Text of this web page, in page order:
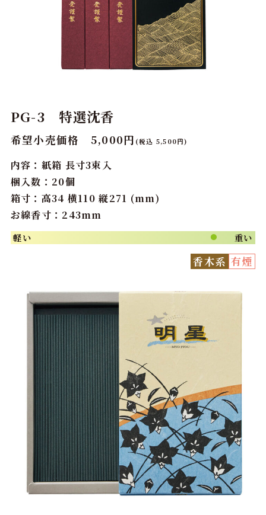
PG-3 特選沈香
希望小売価格 5,000円 (税込 5,500円)
内容：紙箱 長寸3束入
梱入数：20個
箱寸：高34 横110 縦271 (mm)
お線香寸：243mm
軽い ● 重い
香木系 有煙